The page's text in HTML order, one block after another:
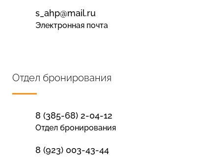
s_ahp@mail.ru
Электронная почта
Отдел бронирования
8 (385-68) 2-04-12
Отдел бронирования
8 (923) 003-43-44